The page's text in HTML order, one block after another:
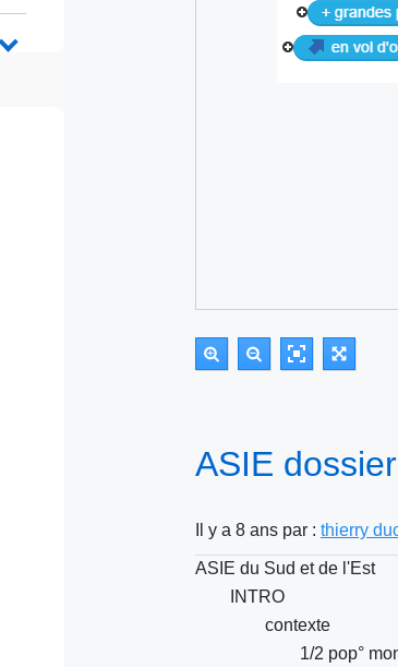
ASIE
Il y a 8 ans par : thierry
ASIE du Sud et de l'Est
INTRO
contexte
1/2 pop°